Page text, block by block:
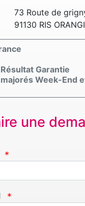
73 Route de
91130 RIS
Garantie
Week-End
une
*
*